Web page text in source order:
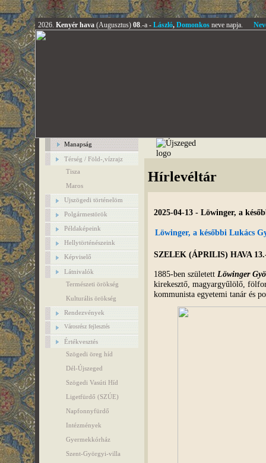
2026. Kenyér hava (Augusztus) 08.-a - László, Domonkosneve napja.
Manapság
Térség / Föld-,vízrajz
Tisza
Maros
Ujszögedi történelöm
Polgármestörök
Példaképeink
Hellytörténészeink
Képviselő
Látnivalók
Természeti örökség
Kulturális örökség
Rendezvények
Városrész fejlesztés
Értékvesztés
Szögedi öreg híd
Dél-Újszeged
Szögedi Vasúti Híd
Ligetfürdő (SZÚE)
Napfonnyfürdő
Intézmények
Gyermekkórház
Szent-Györgyi-villa
Hírlevéltár
2025-04-13 - Löwinger, a
Löwinger, a későbbi Lukács
SZELEK (ÁPRILIS) HAVA
1885-ben született Löwinger
kirekesztő, magyargyűlölő,
kommunista egyetemi tanár és